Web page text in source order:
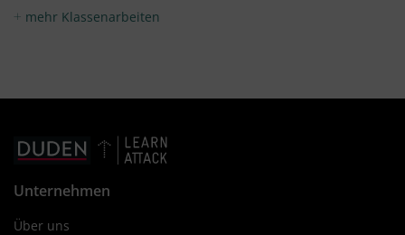
mehr Klassenarbeiten
Unternehmen
Über uns